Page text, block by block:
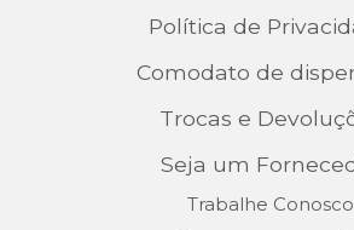
Política de
Comodato de
Trocas e
Seja um
Trabalhe Conosco